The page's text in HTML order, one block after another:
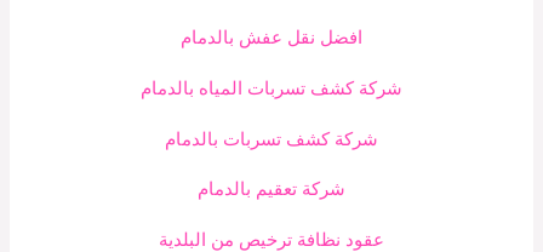
افضل نقل عفش بالدمام
شركة كشف تسربات المياه بالدمام
شركة كشف تسربات بالدمام
شركة تعقيم بالدمام
عقود نظافة ترخيص من البلدية